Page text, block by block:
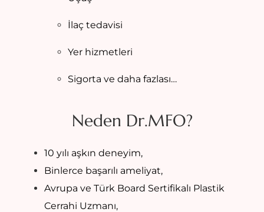
İlaç tedavisi
Yer hizmetleri
Sigorta ve daha fazlası…
Neden Dr.MFO?
10 yılı aşkın deneyim,
Binlerce başarılı ameliyat,
Avrupa ve Türk Board Sertifikalı Plastik
Cerrahi Uzmanı,